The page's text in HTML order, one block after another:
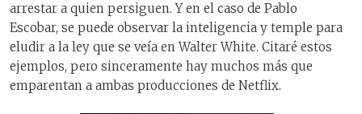
arrestar a quien persiguen. Y en el caso de Pablo
Escobar, se puede observar la inteligencia y temple para
eludir a la ley que se veía en Walter White. Citaré estos
ejemplos, pero sinceramente hay muchos más que
emparentan a ambas producciones de Netflix.